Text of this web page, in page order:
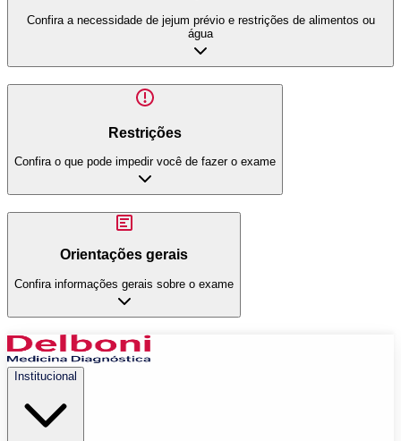
Confira a necessidade de jejum prévio e restrições de alimentos ou
água
Restrições
Confira o que pode impedir você de fazer o exame
Orientações gerais
Confira informações gerais sobre o exame
Institucional